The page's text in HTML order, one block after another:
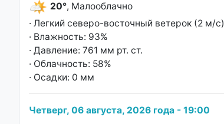
20°, Малооблачно
· Легкий северо-восточный ветерок (2 м/с)
· Влажность: 93%
· Давление: 761 мм рт. ст.
· Облачность: 58%
· Осадки: 0 мм
Четверг, 06 августа, 2026 года - 19:00